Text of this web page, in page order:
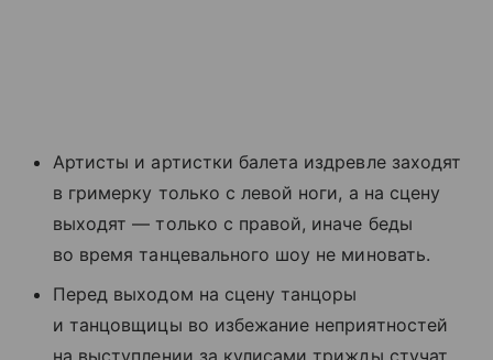
Артисты и артистки балета издревле заходят
в гримерку только с левой ноги, а на сцену
выходят — только с правой, иначе беды
во время танцевального шоу не миновать.
Перед выходом на сцену танцоры
и танцовщицы во избежание неприятностей